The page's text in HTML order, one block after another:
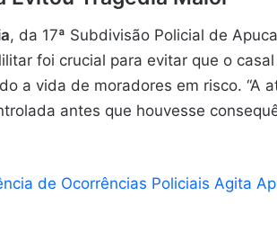
, da 17ª Subdivisão Policial de
foi crucial para evitar que o
a vida de moradores em risco. “A
antes que houvesse
de Ocorrências Policiais Agita